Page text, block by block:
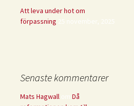
Att leva under hot om
förpassning
25 november, 2025
Senaste kommentarer
Mats Hagwall om Då